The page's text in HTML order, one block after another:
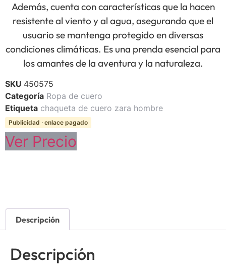
Además, cuenta con características que la hacen
resistente al viento y al agua, asegurando que el
usuario se mantenga protegido en diversas
condiciones climáticas. Es una prenda esencial para
los amantes de la aventura y la naturaleza.
SKU 450575
Categoría Ropa de cuero
Etiqueta chaqueta de cuero zara hombre
Publicidad · enlace pagado
Ver Precio
Descripción
Descripción